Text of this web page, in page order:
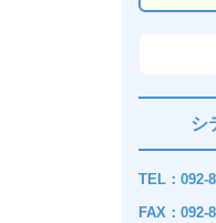
シ
TEL：092-
FAX：092-